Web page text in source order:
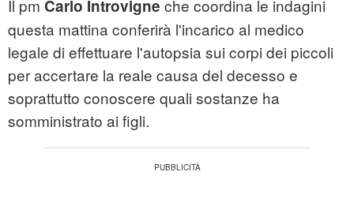
Il pm Carlo Introvigne che coordina le indagini
questa mattina conferirà l'incarico al medico
legale di effettuare l'autopsia sui corpi dei piccoli
per accertare la reale causa del decesso e
soprattutto conoscere quali sostanze ha
somministrato ai figli.